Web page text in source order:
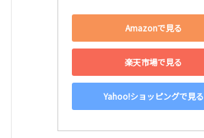
Amazonで見る
楽天市場で見る
Yahoo!ショッピングで見る